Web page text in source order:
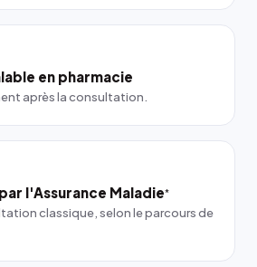
en pharmacie
après la consultation.
l'Assurance Maladie*
classique, selon le parcours de